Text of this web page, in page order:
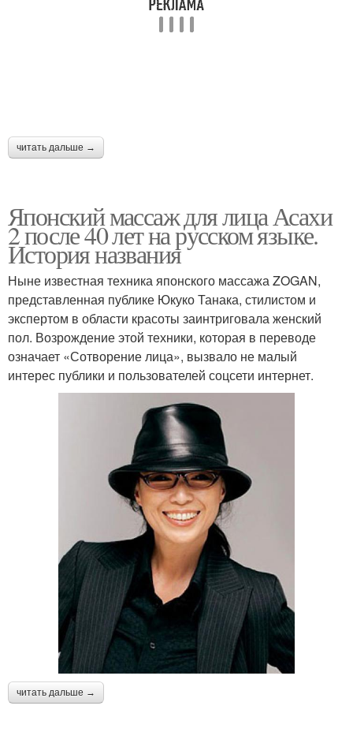
читать дальше →
Японский массаж для лица Асахи
2 после 40 лет на русском языке.
История названия
Ныне известная техника японского массажа ZOGAN,
представленная публике Юкуко Танака, стилистом и
экспертом в области красоты заинтриговала женский
пол. Возрождение этой техники, которая в переводе
означает «Сотворение лица», вызвало не малый
интерес публики и пользователей соцсети интернет.
читать дальше →